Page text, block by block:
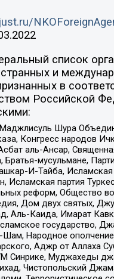
список
и
в
Российской
Шура
Конгресс народов
аль-Ансар,
Братья-мусульмане,
И-Тайба, Исламская
Исламская партия
реформ, Общество
Дом двух святых,
Аль-Каида, Имарат
государство,
Народное
Аджр от Аллаха
Синрике, Муджахеды
Чистопольский